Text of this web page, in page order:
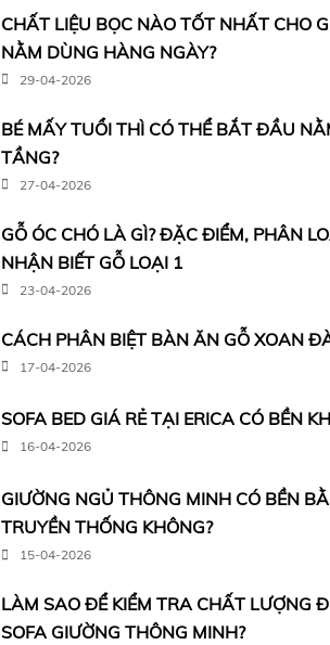
CHẤT LIỆU BỌC NÀO TỐT NHẤT CHO
NẰM DÙNG HÀNG NGÀY?
29-04-2026
BÉ MẤY TUỔI THÌ CÓ THỂ BẮT ĐẦU
TẦNG?
27-04-2026
GỖ ÓC CHÓ LÀ GÌ? ĐẶC ĐIỂM, PHÂN
NHẬN BIẾT GỖ LOẠI 1
23-04-2026
CÁCH PHÂN BIỆT BÀN ĂN GỖ XOAN
17-04-2026
SOFA BED GIÁ RẺ TẠI ERICA CÓ BỀN
16-04-2026
GIƯỜNG NGỦ THÔNG MINH CÓ BỀN
TRUYỀN THỐNG KHÔNG?
15-04-2026
LÀM SAO ĐỂ KIỂM TRA CHẤT LƯỢNG
SOFA GIƯỜNG THÔNG MINH?